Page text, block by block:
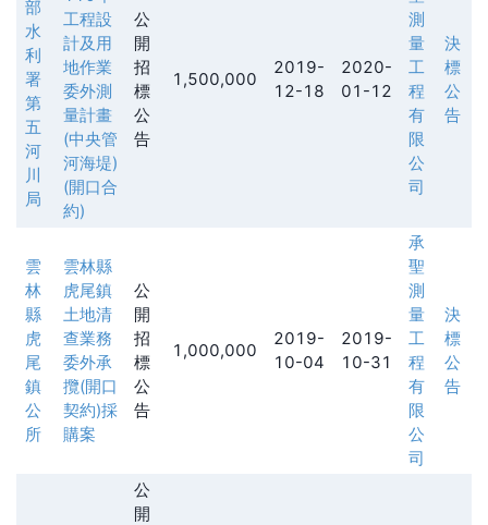
部
水
利
署
第
五
河
川
局
工程設
計及用
地作業
委外測
量計畫
(中央管
河海堤)
(開口合
約)
公
開
招
標
公
告
1,500,000
2019-
12-18
2020-
01-12
測
量
工
程
有
限
公
司
決
標
公
告
雲
林
縣
虎
尾
鎮
公
所
雲林縣
虎尾鎮
土地清
查業務
委外承
攬(開口
契約)採
購案
公
開
招
標
公
告
1,000,000
2019-
10-04
2019-
10-31
承
聖
測
量
工
程
有
限
公
司
決
標
公
告
公
開